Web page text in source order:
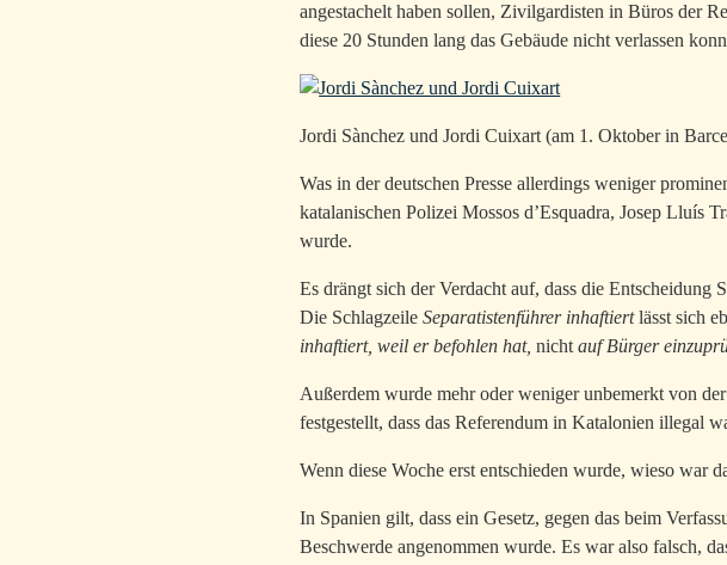
angestachelt haben sollen, Zivilgardisten in Büros der
diese 20 Stunden lang das Gebäude nicht verlassen
Jordi Sànchez und Jordi Cuixart (am 1. Oktober in
Was in der deutschen Presse allerdings weniger
katalanischen Polizei Mossos d’Esquadra, Josep Lluís
wurde.
Es drängt sich der Verdacht auf, dass die
Die SchlagzeileSeparatistenführer inhaftiertlässt sich
inhaftiert, weil er befohlen hat, nichtauf Bürger
Außerdem wurde mehr oder weniger unbemerkt von
festgestellt, dass das Referendum in Katalonien illegal
Wenn diese Woche erst entschieden wurde, wieso war
In Spanien gilt, dass ein Gesetz, gegen das beim
Beschwerde angenommen wurde. Es war also falsch,